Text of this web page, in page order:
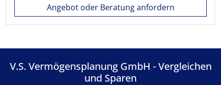
Angebot oder Beratung anfordern
V.S. Vermögensplanung GmbH - Vergleichen
und Sparen